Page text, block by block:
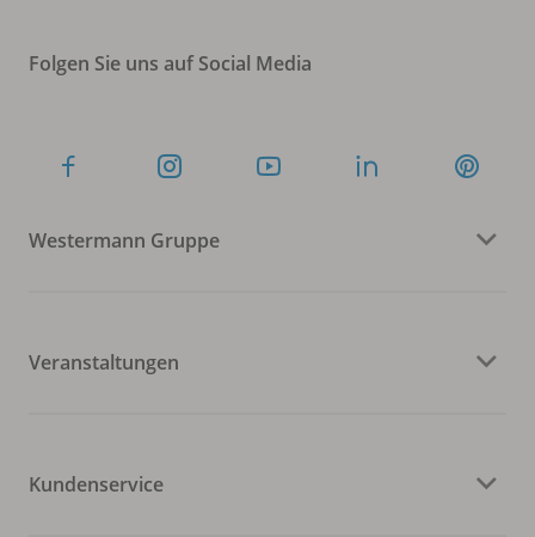
Folgen Sie uns auf Social Media
Westermann Gruppe
Veranstaltungen
Kundenservice